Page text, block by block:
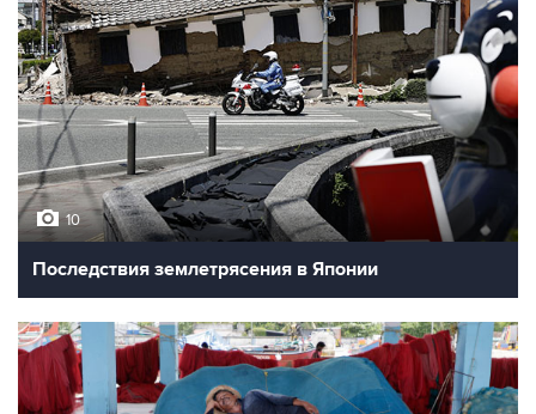
10
Последствия землетрясения в Японии